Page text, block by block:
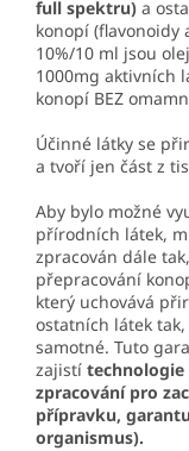
full spektru) a
konopí (flavonoidy
10%/10 ml jsou
1000mg aktivních
konopí BEZ
Účinné látky se
a tvoří jen část z
Aby bylo možné
přírodních látek,
zpracován dále
přepracování
který uchovává
ostatních látek
samotné. Tuto
zajistí technologie
zpracování pro
přípravku,
organismus).